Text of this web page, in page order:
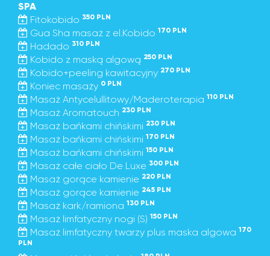
SPA
Fitokobido 350 PLN
Gua Sha masaż z el.Kobido 170 PLN
Hadado 310 PLN
Kobido z maską algową 250 PLN
Kobido+peeling kawitacyjny 270 PLN
Koniec masaży 0 PLN
Masaż Antycelullitowy/Maderoterapia 110 PLN
Masaż Aromatouch 230 PLN
Masaż bańkami chińskimi 230 PLN
Masaż bańkami chińskimi 170 PLN
Masaż bańkami chińskimi 150 PLN
Masaż całe ciało De Luxe 300 PLN
Masaż gorące kamienie 220 PLN
Masaż gorące kamienie 245 PLN
Masaż kark/ramiona 130 PLN
Masaż limfatyczny nogi (S) 150 PLN
Masaż limfatyczny twarzy plus maska algowa 170
PLN